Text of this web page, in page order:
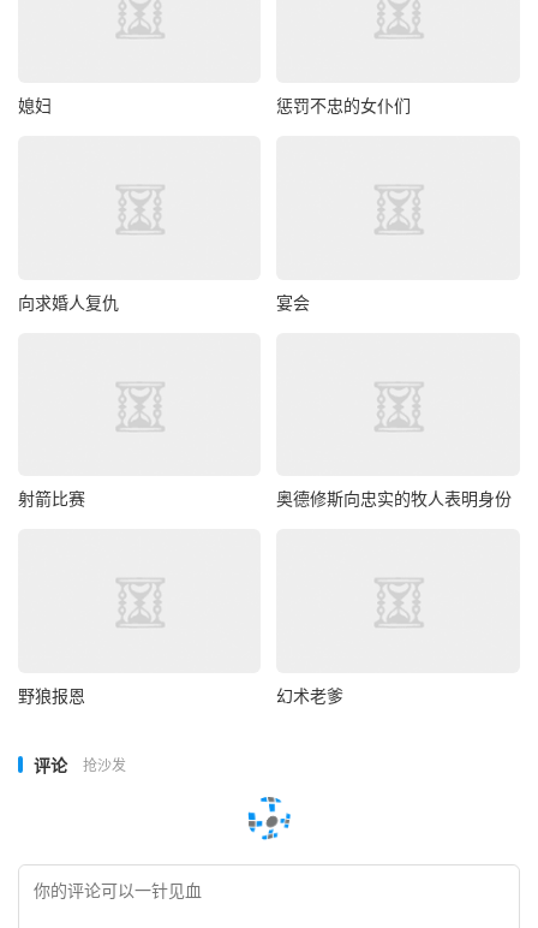
媳妇 惩罚不忠的女仆们
向求婚人复仇 宴会
射箭比赛 奥德修斯向忠实的牧人表明身份
野狼报恩 幻术老爹
评论 抢沙发